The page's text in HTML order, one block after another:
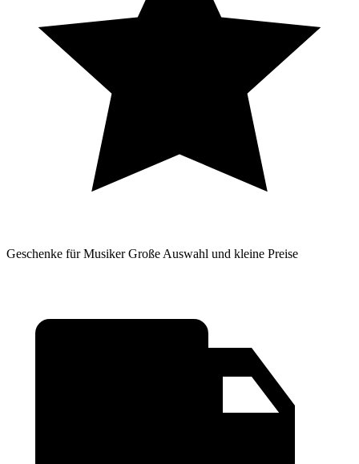
Geschenke für Musiker Große Auswahl und kleine Preise